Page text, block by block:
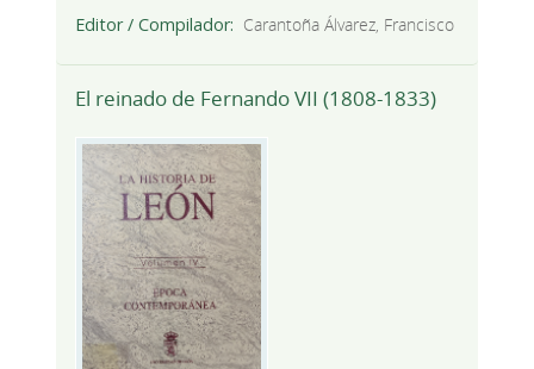
Editor / Compilador
Carantoña Álvarez, Francisco
El reinado de Fernando VII (1808-1833)